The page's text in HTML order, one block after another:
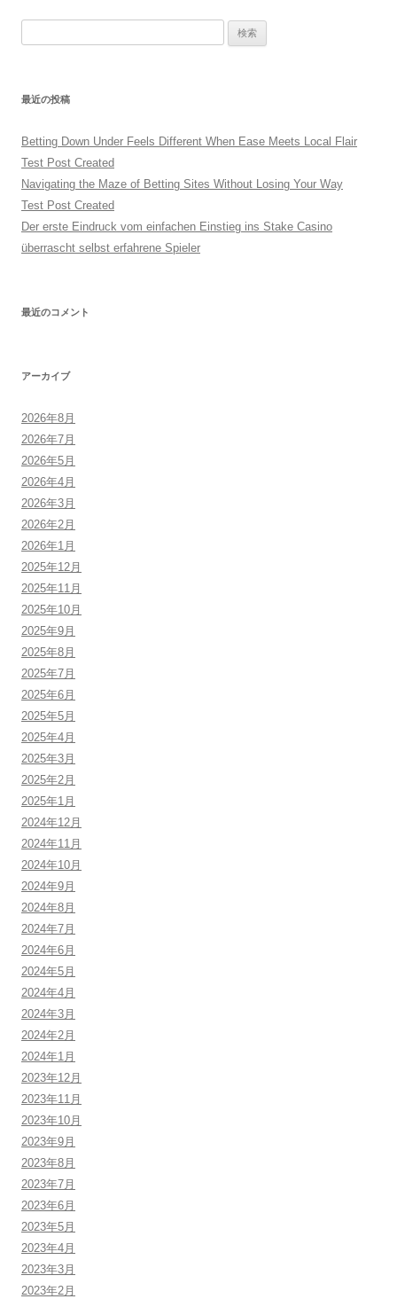
シ
ョ
ン
最近の投稿
Betting Down Under Feels Different When Ease Meets Local Flair
Test Post Created
Navigating the Maze of Betting Sites Without Losing Your Way
Test Post Created
Der erste Eindruck vom einfachen Einstieg ins Stake Casino
überrascht selbst erfahrene Spieler
最近のコメント
アーカイブ
2026年8月
2026年7月
2026年5月
2026年4月
2026年3月
2026年2月
2026年1月
2025年12月
2025年11月
2025年10月
2025年9月
2025年8月
2025年7月
2025年6月
2025年5月
2025年4月
2025年3月
2025年2月
2025年1月
2024年12月
2024年11月
2024年10月
2024年9月
2024年8月
2024年7月
2024年6月
2024年5月
2024年4月
2024年3月
2024年2月
2024年1月
2023年12月
2023年11月
2023年10月
2023年9月
2023年8月
2023年7月
2023年6月
2023年5月
2023年4月
2023年3月
2023年2月